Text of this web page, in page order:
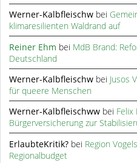
Werner-Kalbfleischw bei
klimaresilienten Waldrand auf
Reiner Ehm bei MdB Brand:
Deutschland
Werner-Kalbfleischw bei Jusos
für queere Menschen
Werner-Kalbfleischww bei
Bürgerversicherung zur
ErlaubteKritik? bei Region
Regionalbudget